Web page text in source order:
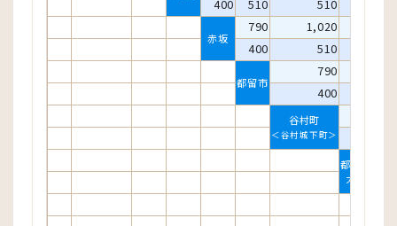
400
510 510
赤坂
790 1,020
400
510
都留市
790
400
谷村町
＜谷村城下町＞
都留文科
大学前